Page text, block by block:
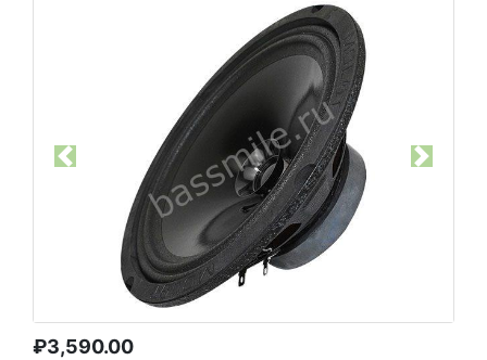
Previous Next
₽3,590.00